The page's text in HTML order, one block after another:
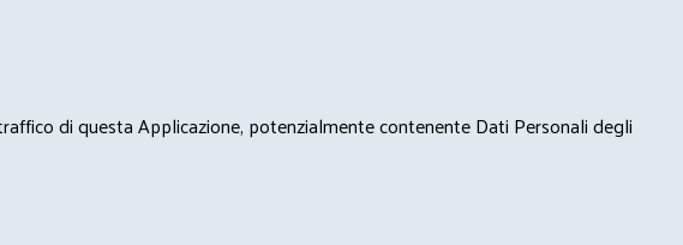
di questa Applicazione, potenzialmente contenente Dati Personali degli